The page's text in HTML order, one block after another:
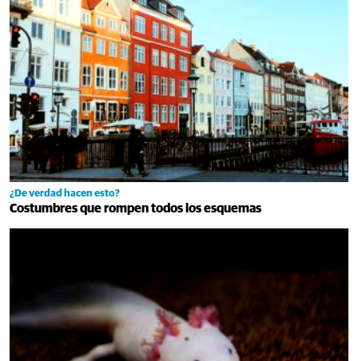
¿De verdad hacen esto?
Costumbres que rompen todos los esquemas